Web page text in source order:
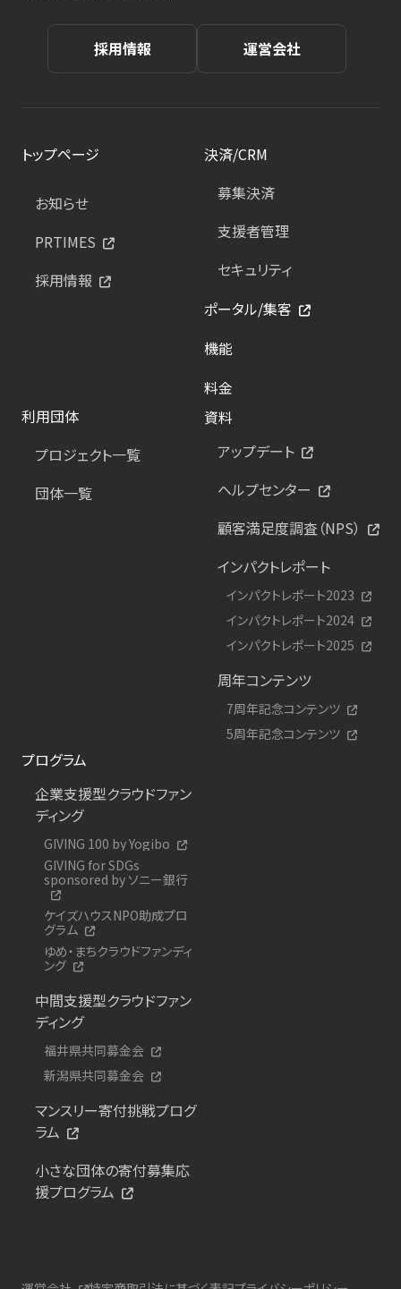
採用情報 運営会社
トップページ
お知らせ
PRTIMES
採用情報
決済/CRM
募集決済
支援者管理
セキュリティ
ポータル/集客
機能
料金
利用団体
プロジェクト一覧
団体一覧
資料
アップデート
ヘルプセンター
顧客満足度調査（NPS）
インパクトレポート
インパクトレポート2023
インパクトレポート2024
インパクトレポート2025
周年コンテンツ
7周年記念コンテンツ
5周年記念コンテンツ
プログラム
企業支援型クラウドファン
ディング
GIVING 100 by Yogibo
GIVING for SDGs
sponsored by ソニー銀行
ケイズハウスNPO助成プロ
グラム
ゆめ・まちクラウドファンディ
ング
中間支援型クラウドファン
ディング
福井県共同募金会
新潟県共同募金会
マンスリー寄付挑戦プログ
ラム
小さな団体の寄付募集応
援プログラム